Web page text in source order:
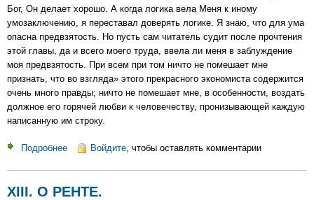
Бог, Он делает хорошо. А когда логика вела Меня к иному
умозаключению, я переставал доверять логике. Я знаю, что для ума
опасна предвзятость. Но пусть сам читатель судит после прочтения
этой главы, да и всего моего труда, ввела ли меня в заблуждение
моя предвзятость. При всем при том ничто не помешает мне
признать, что во взгляда» этого прекрасного экономиста содержится
очень много правды; ничто не помешает мне, в особенности, воздать
должное его горячей любви к человечеству, пронизывающей каждую
написанную им строку.
Подробнее
НАРОДОНАСЕЛЕНИИ
Войдите , чтобы оставлять комментарии
XIII. О РЕНТЕ.